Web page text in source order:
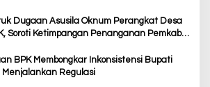
Dugaan Asusila Oknum Perangkat Desa
Soroti Ketimpangan Penanganan Pemkab
BPK Membongkar Inkonsistensi Bupati
Menjalankan Regulasi